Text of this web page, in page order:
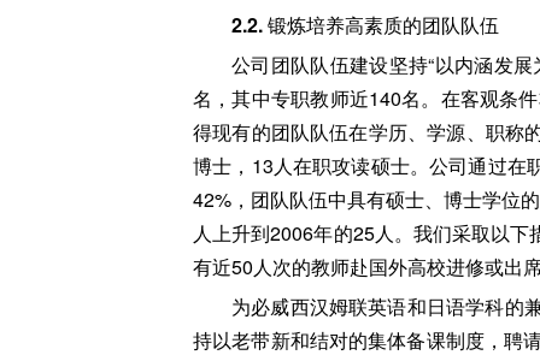
2.2.锻炼培养高素质的团队队伍
公司团队队伍建设坚持“以内涵发
名，其中专职教师近140名。在客观条
得现有的团队队伍在学历、学源、职称
博士，13人在职攻读硕士。公司通过在
42%，团队队伍中具有硕士、博士学位
人上升到2006年的25人。我们采取以
有近50人次的教师赴国外高校进修或出
为必威西汉姆联英语和日语学科的
持以老带新和结对的集体备课制度，聘